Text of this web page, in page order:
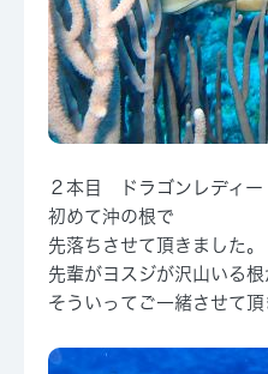
２本目 ドラゴンレディー
初めて沖の根で
先落ちさせて頂きました。
先輩がヨスジが沢山いる根
そういってご一緒させて頂